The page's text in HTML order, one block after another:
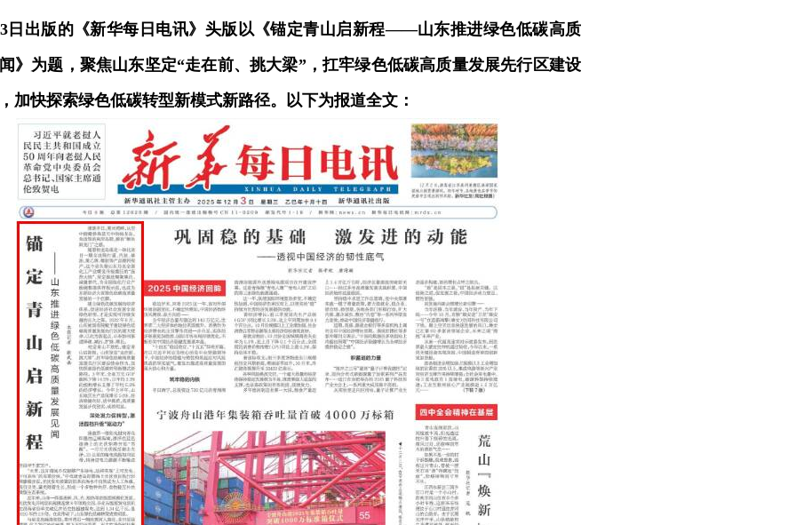
日出版的《新华每日电讯》头版以《锚定青山启新程——山东推进绿色低碳高质
》为题，聚焦山东坚定“走在前、挑大梁”，扛牢绿色低碳高质量发展先行区建设
加快探索绿色低碳转型新模式新路径。以下为报道全文：